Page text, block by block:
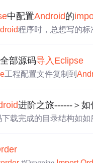
中配置Android的
程序时，总想写的标
中的模板，其中包括：
-formatting.xml //格式
全部源码导入 Eclipse
工程配置文件复制到
修改Eclipse程序的配置
把eclipse.ini文件的3
进阶之旅------＞如
载完成的目录结构如如所示：
源码路径（~/development/
.classpath配置文件（备